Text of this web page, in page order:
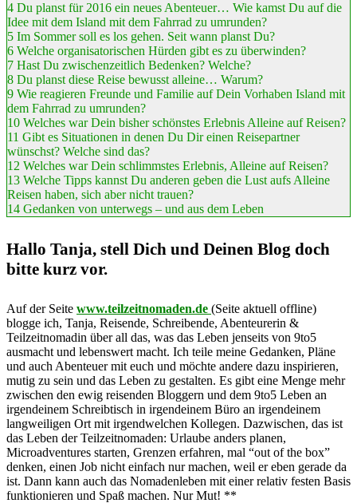
4 Du planst für 2016 ein neues Abenteuer… Wie kamst Du auf die
Idee mit dem Island mit dem Fahrrad zu umrunden?
5 Im Sommer soll es los gehen. Seit wann planst Du?
6 Welche organisatorischen Hürden gibt es zu überwinden?
7 Hast Du zwischenzeitlich Bedenken? Welche?
8 Du planst diese Reise bewusst alleine… Warum?
9 Wie reagieren Freunde und Familie auf Dein Vorhaben Island mit
dem Fahrrad zu umrunden?
10 Welches war Dein bisher schönstes Erlebnis Alleine auf Reisen?
11 Gibt es Situationen in denen Du Dir einen Reisepartner
wünschst? Welche sind das?
12 Welches war Dein schlimmstes Erlebnis, Alleine auf Reisen?
13 Welche Tipps kannst Du anderen geben die Lust aufs Alleine
Reisen haben, sich aber nicht trauen?
14 Gedanken von unterwegs – und aus dem Leben
Hallo Tanja, stell Dich und Deinen Blog doch
bitte kurz vor.
Auf der Seite www.teilzeitnomaden.de (Seite aktuell offline)
blogge ich, Tanja, Reisende, Schreibende, Abenteurerin &
Teilzeitnomadin über all das, was das Leben jenseits von 9to5
ausmacht und lebenswert macht. Ich teile meine Gedanken, Pläne
und auch Abenteuer mit euch und möchte andere dazu inspirieren,
mutig zu sein und das Leben zu gestalten. Es gibt eine Menge mehr
zwischen den ewig reisenden Bloggern und dem 9to5 Leben an
irgendeinem Schreibtisch in irgendeinem Büro an irgendeinem
langweiligen Ort mit irgendwelchen Kollegen. Dazwischen, das ist
das Leben der Teilzeitnomaden: Urlaube anders planen,
Microadventures starten, Grenzen erfahren, mal “out of the box”
denken, einen Job nicht einfach nur machen, weil er eben gerade da
ist. Dann kann auch das Nomadenleben mit einer relativ festen Basis
funktionieren und Spaß machen. Nur Mut! **